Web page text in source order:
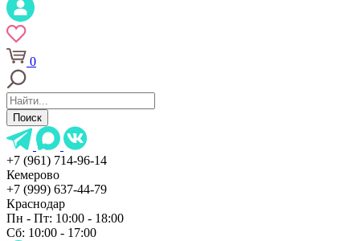
0
Поиск
+7 (961) 714-96-14
Кемерово
+7 (999) 637-44-79
Краснодар
Пн - Пт: 10:00 - 18:00
Сб: 10:00 - 17:00